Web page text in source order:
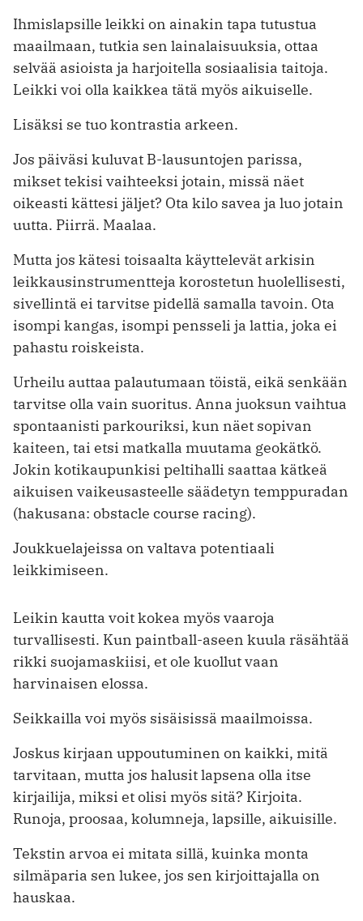
Ihmislapsille leikki on ainakin tapa tutustua
maailmaan, tutkia sen lainalaisuuksia, ottaa
selvää asioista ja harjoitella sosiaalisia taitoja.
Leikki voi olla kaikkea tätä myös aikuiselle.
Lisäksi se tuo kontrastia arkeen.
Jos päiväsi kuluvat B-lausuntojen parissa,
mikset tekisi vaihteeksi jotain, missä näet
oikeasti kättesi jäljet? Ota kilo savea ja luo jotain
uutta. Piirrä. Maalaa.
Mutta jos kätesi toisaalta käyttelevät arkisin
leikkausinstrumentteja korostetun huolellisesti,
sivellintä ei tarvitse pidellä samalla tavoin. Ota
isompi kangas, isompi pensseli ja lattia, joka ei
pahastu roiskeista.
Urheilu auttaa palautumaan töistä, eikä senkään
tarvitse olla vain suoritus. Anna juoksun vaihtua
spontaanisti parkouriksi, kun näet sopivan
kaiteen, tai etsi matkalla muutama geokätkö.
Jokin kotikaupunkisi peltihalli saattaa kätkeä
aikuisen vaikeusasteelle säädetyn temppuradan
(hakusana: obstacle course racing).
Joukkuelajeissa on valtava potentiaali
leikkimiseen.
Leikin kautta voit kokea myös vaaroja
turvallisesti. Kun paintball-aseen kuula räsähtää
rikki suojamaskiisi, et ole kuollut vaan
harvinaisen elossa.
Seikkailla voi myös sisäisissä maailmoissa.
Joskus kirjaan uppoutuminen on kaikki, mitä
tarvitaan, mutta jos halusit lapsena olla itse
kirjailija, miksi et olisi myös sitä? Kirjoita.
Runoja, proosaa, kolumneja, lapsille, aikuisille.
Tekstin arvoa ei mitata sillä, kuinka monta
silmäparia sen lukee, jos sen kirjoittajalla on
hauskaa.